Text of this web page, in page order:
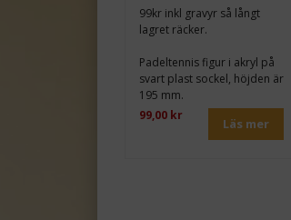
99kr inkl gravyr så långt
lagret räcker.
Padeltennis figur i akryl på
svart plast sockel, höjden är
195 mm.
99,00 kr
Läs mer